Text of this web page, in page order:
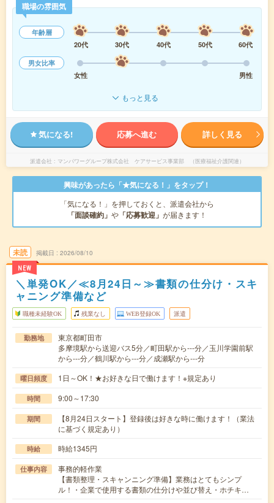
職場の雰囲気
年齢層
20代
30代 40代 50代
60代
男女比率
女性
男性
もっと見る
気になる! 応募へ進む 詳しく見る
派遣会社 マンパワーグループ株式会社 ケアサービス事業部 （医療福祉介護関連）
興味があったら「★気になる！」をタップ！
「気になる！」を押しておくと、派遣会社から
「面談確約」 や 「応募歓迎」 が届きます！
未読
NEW
掲載日 2026/08/10
＼単発OK／≪8月24日～≫書類の仕分け・スキ
ャニング準備など
職種未経験OK 残業なし WEB登録OK 派遣
勤務地
東京都町田市
多摩境駅から送迎バス5分／町田駅から---分／玉川学園前駅
から---分／鶴川駅から---分／成瀬駅から---分
曜日頻度 1日～OK！★お好きな日で働けます！※規定あり
時間 9:00～17:30
期間
【8月24日スタート】登録後は好きな時に働けます！（業法
に基づく規定あり）
時給 時給1345円
仕事内容
事務的軽作業
【書類整理・スキャンニング準備】業務はとてもシンプ
ル！・企業で使用する書類の仕分けや並び替え・ホチキ…